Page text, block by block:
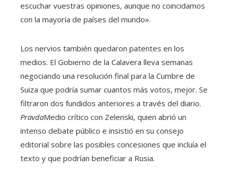
escuchar vuestras opiniones, aunque no coincidamos
con la mayoría de países del mundo».
Los nervios también quedaron patentes en los
medios. El Gobierno de la Calavera lleva semanas
negociando una resolución final para la Cumbre de
Suiza que podría sumar cuantos más votos, mejor. Se
filtraron dos fundidos anteriores a través del diario.
PravdaMedio crítico con Zelenski, quien abrió un
intenso debate público e insistió en su consejo
editorial sobre las posibles concesiones que incluía el
texto y que podrían beneficiar a Rusia.